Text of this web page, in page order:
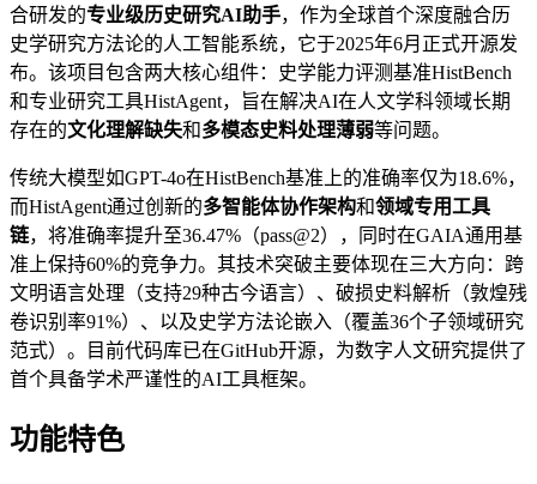
合研发的专业级历史研究AI助手，作为全球首个深度融合历
史学研究方法论的人工智能系统，它于2025年6月正式开源发
布。该项目包含两大核心组件：史学能力评测基准HistBench
和专业研究工具HistAgent，旨在解决AI在人文学科领域长期
存在的文化理解缺失和多模态史料处理薄弱等问题。
传统大模型如GPT-4o在HistBench基准上的准确率仅为18.6%，
而HistAgent通过创新的多智能体协作架构和领域专用工具
链，将准确率提升至36.47%（pass@2），同时在GAIA通用基
准上保持60%的竞争力。其技术突破主要体现在三大方向：跨
文明语言处理（支持29种古今语言）、破损史料解析（敦煌残
卷识别率91%）、以及史学方法论嵌入（覆盖36个子领域研究
范式）。目前代码库已在GitHub开源，为数字人文研究提供了
首个具备学术严谨性的AI工具框架。
功能特色